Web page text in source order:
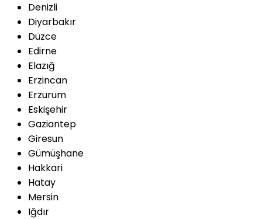
Denizli
Diyarbakır
Düzce
Edirne
Elazığ
Erzincan
Erzurum
Eskişehir
Gaziantep
Giresun
Gümüşhane
Hakkari
Hatay
Mersin
Iğdır